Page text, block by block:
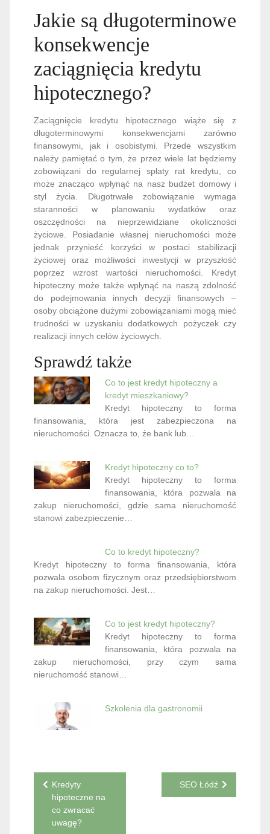
Jakie są długoterminowe
konsekwencje
zaciągnięcia kredytu
hipotecznego?
Zaciągnięcie kredytu hipotecznego wiąże się z
długoterminowymi konsekwencjami zarówno
finansowymi, jak i osobistymi. Przede wszystkim
należy pamiętać o tym, że przez wiele lat będziemy
zobowiązani do regularnej spłaty rat kredytu, co
może znacząco wpłynąć na nasz budżet domowy i
styl życia. Długotrwałe zobowiązanie wymaga
staranności w planowaniu wydatków oraz
oszczędności na nieprzewidziane okoliczności
życiowe. Posiadanie własnej nieruchomości może
jednak przynieść korzyści w postaci stabilizacji
życiowej oraz możliwości inwestycji w przyszłość
poprzez wzrost wartości nieruchomości. Kredyt
hipoteczny może także wpłynąć na naszą zdolność
do podejmowania innych decyzji finansowych –
osoby obciążone dużymi zobowiązaniami mogą mieć
trudności w uzyskaniu dodatkowych pożyczek czy
realizacji innych celów życiowych.
Sprawdź także
Co to jest kredyt hipoteczny a
kredyt mieszkaniowy?
Kredyt hipoteczny to forma
finansowania, która jest zabezpieczona na
nieruchomości. Oznacza to, że bank lub…
Kredyt hipoteczny co to?
Kredyt hipoteczny to forma
finansowania, która pozwala na
zakup nieruchomości, gdzie sama nieruchomość
stanowi zabezpieczenie…
Co to kredyt hipoteczny?
Kredyt hipoteczny to forma finansowania, która
pozwala osobom fizycznym oraz przedsiębiorstwom
na zakup nieruchomości. Jest…
Co to jest kredyt hipoteczny?
Kredyt hipoteczny to forma
finansowania, która pozwala na
zakup nieruchomości, przy czym sama
nieruchomość stanowi…
Szkolenia dla gastronomii
Nawigacja
wpisu
Kredyty
hipoteczne na
co zwracać
uwagę?
SEO Łódź